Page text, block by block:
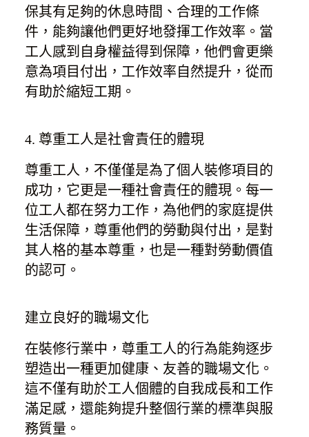
保其有足夠的休息時間、合理的工作條
件，能夠讓他們更好地發揮工作效率。當
工人感到自身權益得到保障，他們會更樂
意為項目付出，工作效率自然提升，從而
有助於縮短工期。
4. 尊重工人是社會責任的體現
尊重工人，不僅僅是為了個人裝修項目的
成功，它更是一種社會責任的體現。每一
位工人都在努力工作，為他們的家庭提供
生活保障，尊重他們的勞動與付出，是對
其人格的基本尊重，也是一種對勞動價值
的認可。
建立良好的職場文化
在裝修行業中，尊重工人的行為能夠逐步
塑造出一種更加健康、友善的職場文化。
這不僅有助於工人個體的自我成長和工作
滿足感，還能夠提升整個行業的標準與服
務質量。